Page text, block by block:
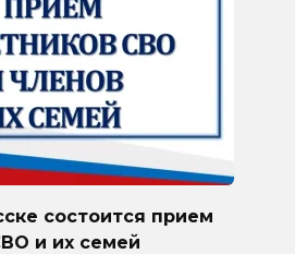
состоится прием
и их семей